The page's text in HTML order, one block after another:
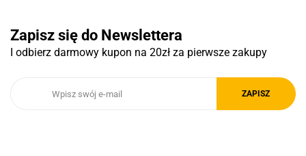
Royal Design
Zapisz się do Newslettera
I odbierz darmowy kupon na 20zł za pierwsze zakupy